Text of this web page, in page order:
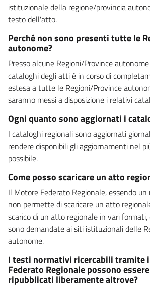
istituzionale della regione/provincia
testo dell'atto.
Perché non sono presenti tutte le
autonome?
Presso alcune Regioni/Province
cataloghi degli atti è in corso di
estesa a tutte le Regioni/Province
saranno messi a disposizione i relativi
Ogni quanto sono aggiornati i
I cataloghi regionali sono aggiornati
rendere disponibili gli aggiornamenti nel
possibile.
Come posso scaricare un atto
Il Motore Federato Regionale, essendo
non permette di scaricare un atto
scarico di un atto regionale in vari formati,
sono demandate ai siti istituzionali delle
autonome.
I testi normativi ricercabili tramite
Federato Regionale possono
ripubblicati liberamente altrove?